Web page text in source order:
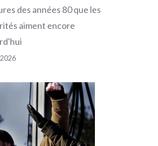
des années 80 que les
aiment encore